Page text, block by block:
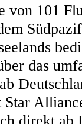
von 101
das
Star
direkt ab